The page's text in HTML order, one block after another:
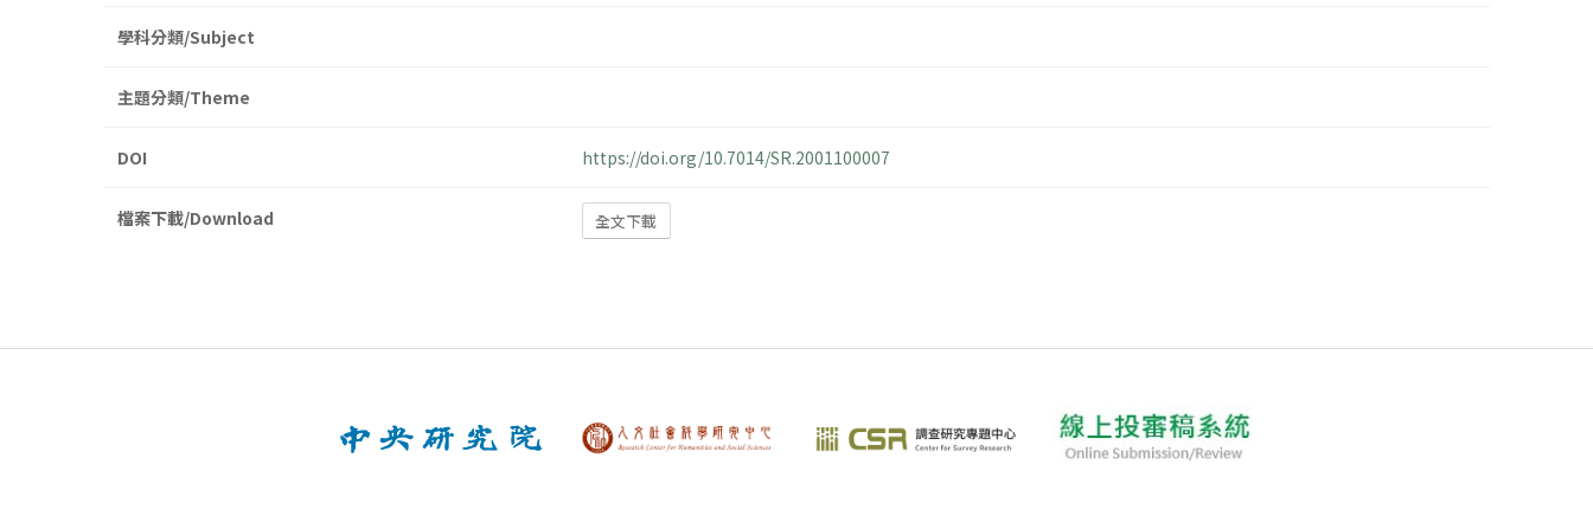
學科分類/Subject
主題分類/Theme
DOI https://doi.org/10.7014/SR.2001100007
檔案下載/Download 全文下載